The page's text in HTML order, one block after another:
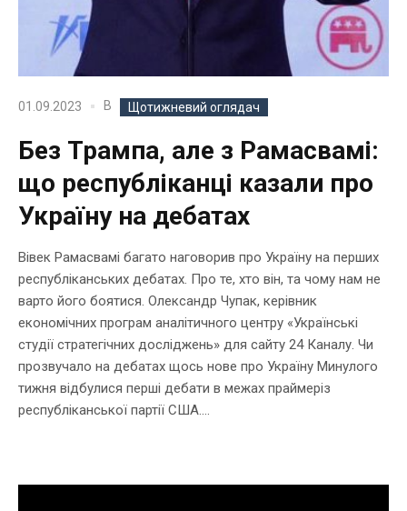
01.09.2023 В Щотижневий оглядач
Без Трампа, але з Рамасвамі:
що республіканці казали про
Україну на дебатах
Вівек Рамасвамі багато наговорив про Україну на перших
республіканських дебатах. Про те, хто він, та чому нам не
варто його боятися. Олександр Чупак, керівник
економічних програм аналітичного центру «Українські
студії стратегічних досліджень» для сайту 24 Каналу. Чи
прозвучало на дебатах щось нове про Україну Минулого
тижня відбулися перші дебати в межах праймеріз
республіканської партії США....